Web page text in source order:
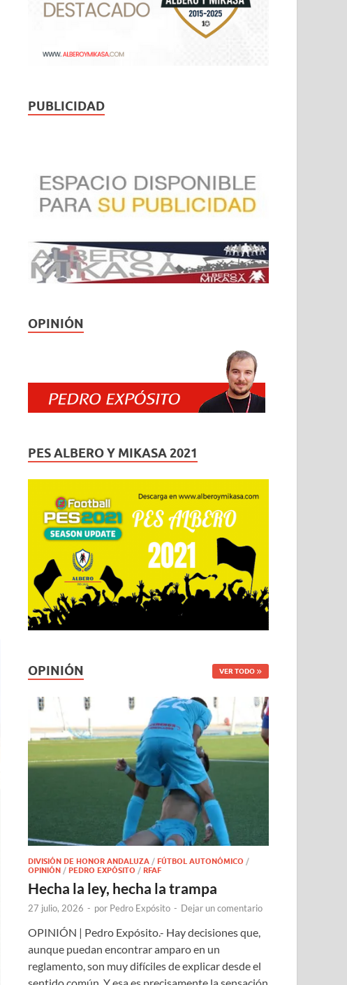
PUBLICIDAD
OPINIÓN
PES ALBERO Y MIKASA 2021
OPINIÓN VER TODO
DIVISIÓN DE HONOR ANDALUZA /FÚTBOL AUTONÓMICO /
OPINIÓN /PEDRO EXPÓSITO /RFAF
Hecha la ley, hecha la trampa
27 julio, 2026 - por Pedro Expósito - Dejar un comentario
OPINIÓN | Pedro Expósito.- Hay decisiones que,
aunque puedan encontrar amparo en un
reglamento, son muy difíciles de explicar desde el
sentido común. Y esa es precisamente la sensación